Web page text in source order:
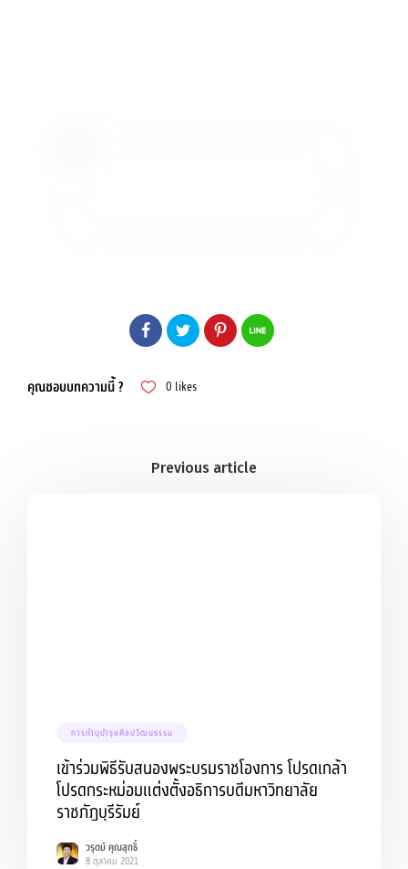
คุณชอบบทความนี้ ? 0 likes
การทำนุบำรุงศิลปวัฒนธรรม
เข้าร่วมพิธีรับสนองพระบรมราชโองการ โปรดเกล้า
โปรดกระหม่อมแต่งตั้งอธิการบดีมหาวิทยาลัย
ราชภัฏบุรีรัมย์
วรุตม์ คุณสุทธิ์
8 ตุลาคม 2021